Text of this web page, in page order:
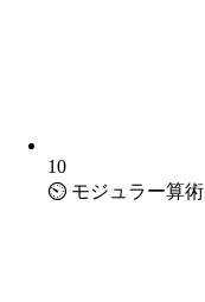
10
⏲️ モジュラー算術